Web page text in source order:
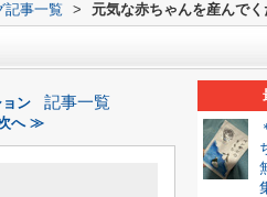
記事一覧 > 元気な赤ちゃんを産んでく
ン 記事一覧
へ ≫